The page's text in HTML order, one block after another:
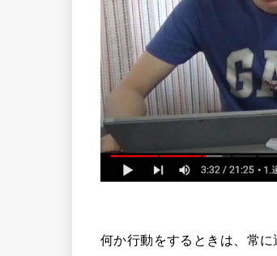
何か行動をするときは、常に